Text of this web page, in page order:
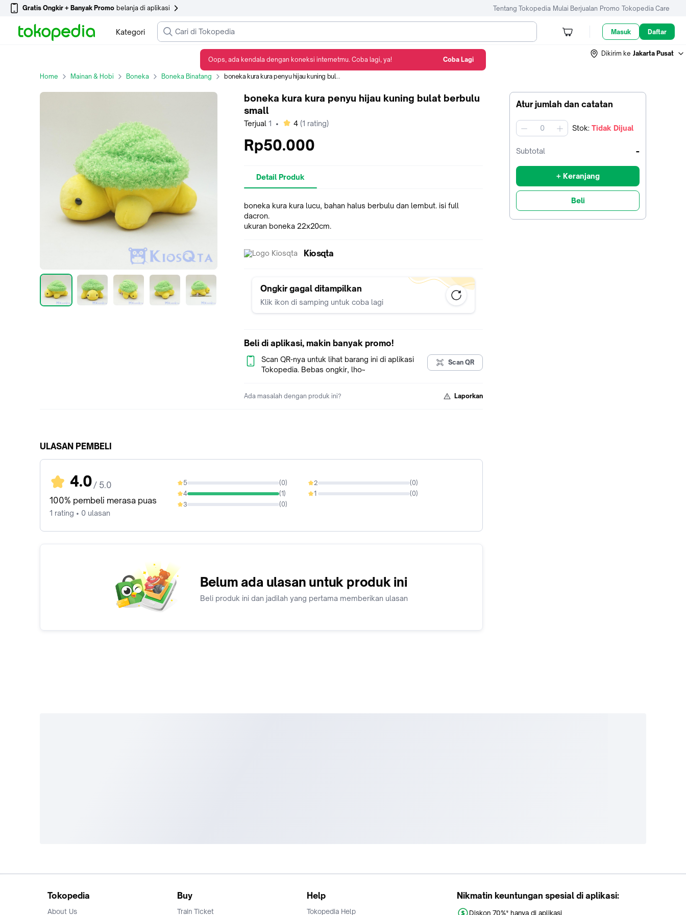
Gratis Ongkir + Banyak Promo belanja di aplikasi Tentang Tokopedia Mulai Berjualan Promo Tokopedia Care
Kategori Masuk Daftar
Dikirim ke Jakarta Pusat
Home Mainan & Hobi Boneka Boneka Binatang boneka kura kura penyu hijau kuning bulat berbulu small
Atur jumlah dan catatan
jumlah Stok: Tidak Dijual
Subtotal -
+ Keranjang
Beli
boneka kura kura penyu hijau kuning bulat berbulu
small
Terjual 1 • bintang
4 (1 rating)
Rp50.000
Detail Produk
boneka kura kura lucu, bahan halus berbulu dan lembut. isi full
dacron.
ukuran boneka 22x20cm.
Kiosqta
Ongkir gagal ditampilkan
Klik ikon di samping untuk coba lagi
Beli di aplikasi, makin banyak promo!
Scan QR-nya untuk lihat barang ini di aplikasi
Tokopedia. Bebas ongkir, lho~
Scan QR
Ada masalah dengan produk ini? Laporkan
ULASAN PEMBELI
4.0 / 5.0
100% pembeli merasa puas
1 rating • 0 ulasan
5 (0)
0%
4 (1)
100%
3 (0)
0%
2 (0)
0%
1 (0)
0%
Belum ada ulasan untuk produk ini
Beli produk ini dan jadilah yang pertama memberikan ulasan
Tokopedia
About Us
Buy
Train Ticket
Help
Tokopedia Help
Nikmatin keuntungan spesial di aplikasi:
Diskon 70%* hanya di aplikasi
Oops, ada kendala dengan koneksi internetmu. Coba lagi, ya! Coba Lagi